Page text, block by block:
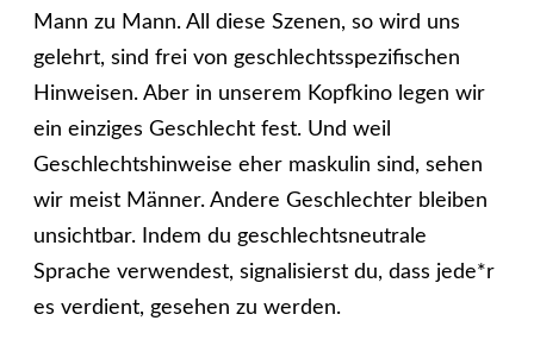
Mann zu Mann. All diese Szenen, so wird uns
gelehrt, sind frei von geschlechtsspezifischen
Hinweisen. Aber in unserem Kopfkino legen wir
ein einziges Geschlecht fest. Und weil
Geschlechtshinweise eher maskulin sind, sehen
wir meist Männer. Andere Geschlechter bleiben
unsichtbar. Indem du geschlechtsneutrale
Sprache verwendest, signalisierst du, dass jede*r
es verdient, gesehen zu werden.